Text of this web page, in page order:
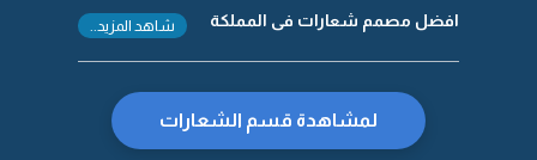
افضل مصمم شعارات فى المملكة شاهد المزيد..
لمشاهدة قسم الشعارات